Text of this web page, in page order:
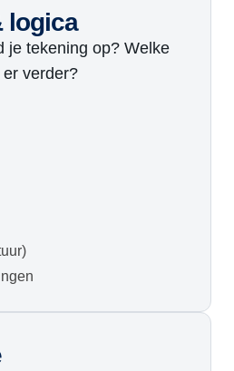
logica
je tekening op? Welke
verder?